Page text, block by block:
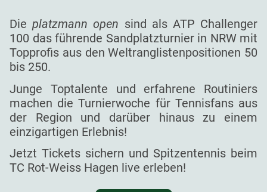
Dieplatzmann open sind als ATP Challenger
100 das führende Sandplatzturnier in NRW mit
Topprofis aus den Weltranglistenpositionen 50
bis 250.
Junge Toptalente und erfahrene Routiniers
machen die Turnierwoche für Tennisfans aus
der Region und darüber hinaus zu einem
einzigartigen Erlebnis!
Jetzt Tickets sichern und Spitzentennis beim
TC Rot-Weiss Hagen live erleben!